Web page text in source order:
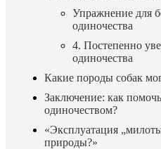
Упражнение для
одиночества
4. Постепенно
одиночества
Какие породы собак
Заключение: как
одиночеством?
«Эксплуатация
природы?»